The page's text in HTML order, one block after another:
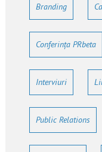
Branding
Conferința PRbeta
Interviuri
Public Relations